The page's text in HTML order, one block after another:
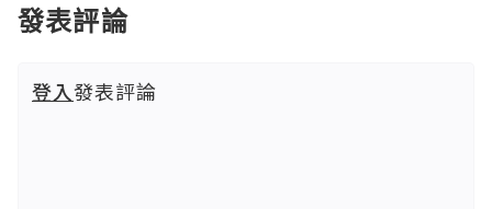
發表評論
登入發表評論